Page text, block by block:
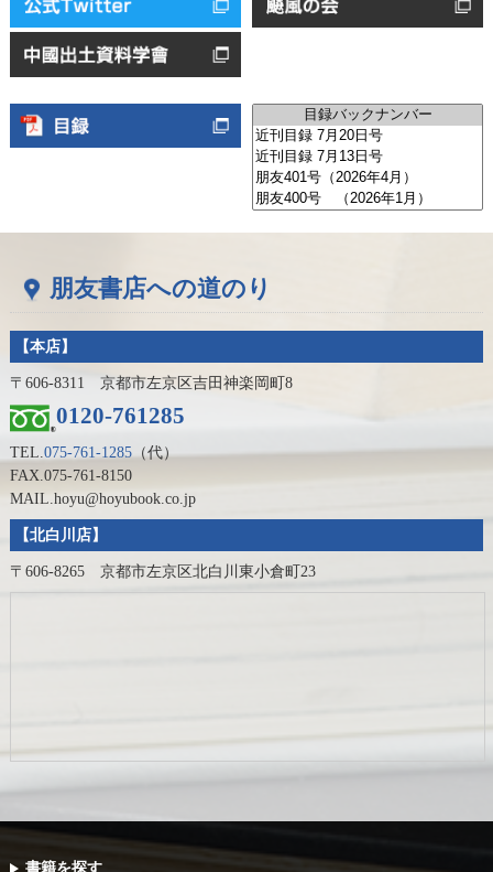
朋友書店への道のり
【本店】
〒606-8311 京都市左京区吉田神楽岡町8
0120-761285
TEL.075-761-1285（代）
FAX.075-761-8150
MAIL.hoyu@hoyubook.co.jp
【北白川店】
〒606-8265 京都市左京区北白川東小倉町23
書籍を探す